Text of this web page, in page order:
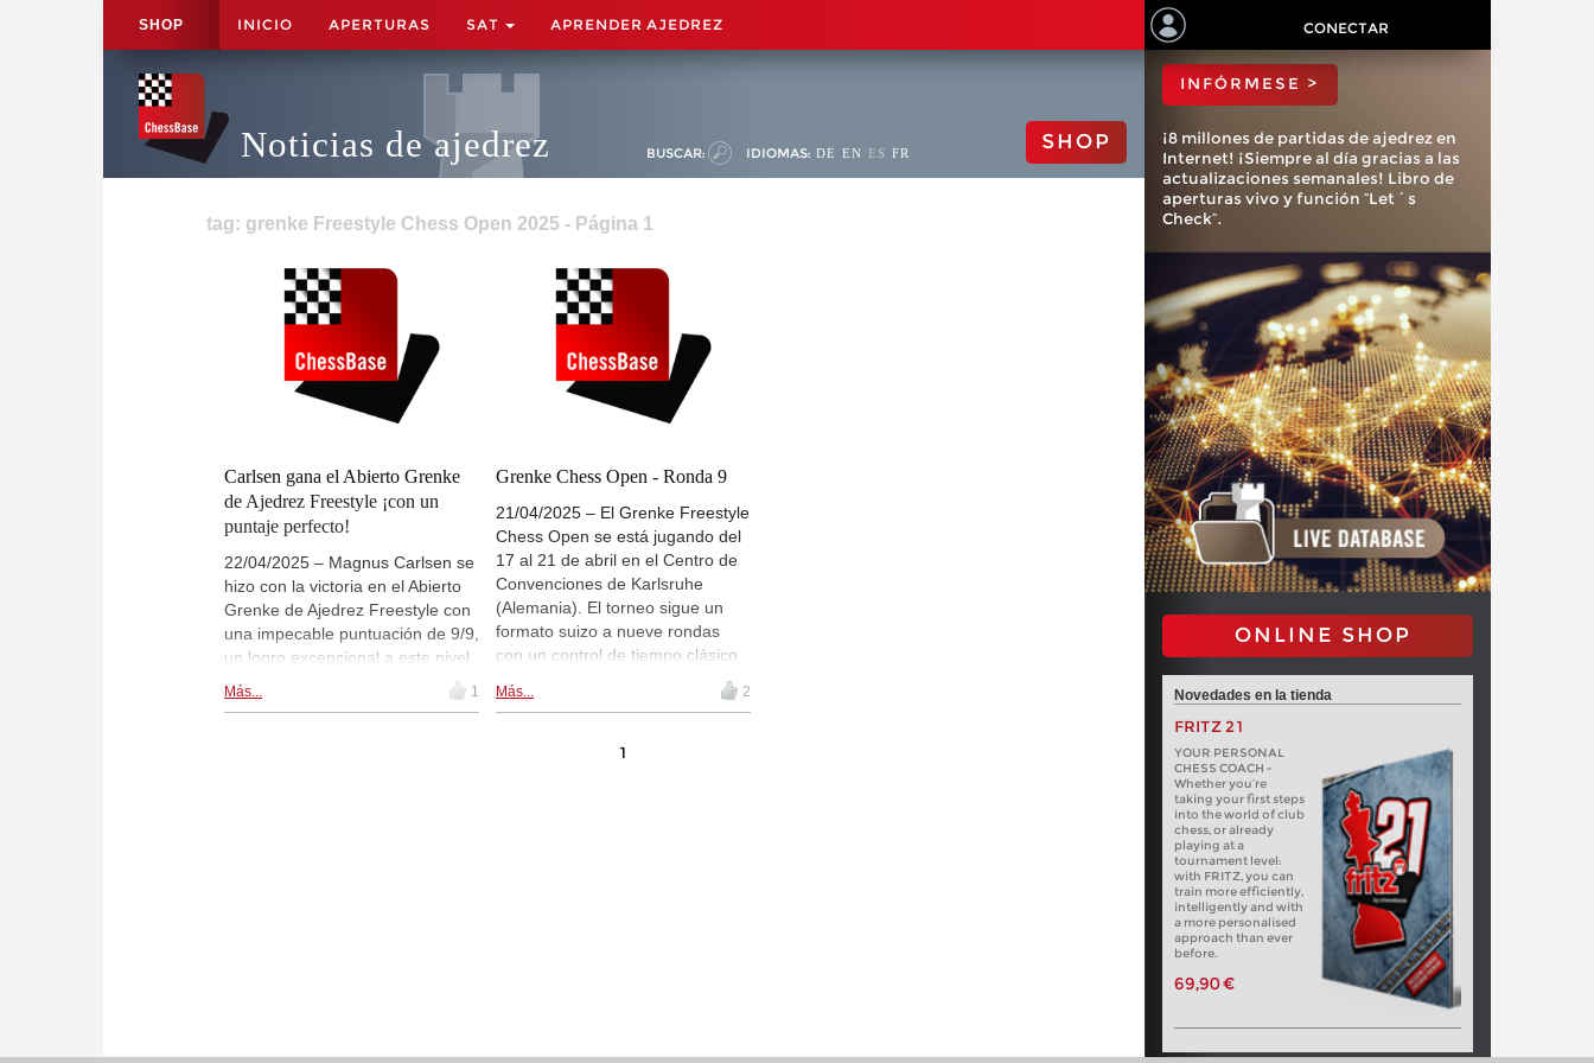
SHOP INICIO APERTURAS SAT APRENDER AJEDREZ CONECTAR
Noticias de ajedrez BUSCAR: IDIOMAS: DE EN ES FR SHOP
tag: grenke Freestyle Chess Open 2025 - Página 1
Carlsen gana el Abierto Grenke
de Ajedrez Freestyle ¡con un
puntaje perfecto!
22/04/2025 – Magnus Carlsen se
hizo con la victoria en el Abierto
Grenke de Ajedrez Freestyle con
una impecable puntuación de 9/9,
un logro excepcional a este nivel
de competición. El evento,
celebrado en Karlsruhe
Más... 1
Grenke Chess Open - Ronda 9
21/04/2025 – El Grenke Freestyle
Chess Open se está jugando del
17 al 21 de abril en el Centro de
Convenciones de Karlsruhe
(Alemania). El torneo sigue un
formato suizo a nueve rondas
con un control de tiempo clásico
incremento de 30 segundos por
Abierto de ajedrez clásico, jugado
Más... 2
1
ChessBase?
INFÓRMESE >
¡8 millones de partidas de ajedrez en
Internet! ¡Siempre al día gracias a las
actualizaciones semanales! Libro de
aperturas vivo y función “Let´s
Check”.
ONLINE SHOP
Novedades en la tienda
FRITZ 21
YOUR PERSONAL
CHESS COACH -
Whether you’re
taking your first steps
into the world of club
chess, or already
playing at a
tournament level:
with FRITZ, you can
train more efficiently,
intelligently and with
a more personalised
approach than ever
before.
69,90 €